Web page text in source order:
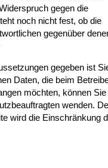
gegen die
noch nicht fest, ob die
gegenüber
gegeben ist
Daten, die beim
möchten, können
wenden.
wird die Einschränkung